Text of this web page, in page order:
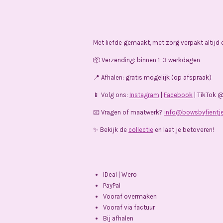
Met liefde gemaakt, met zorg verpakt altijd
📦 Verzending: binnen 1–3 werkdagen
📍 Afhalen: gratis mogelijk (op afspraak)
📱 Volg ons: Instagram Facebook | TikTok
📧 Vragen of maatwerk?
✨ Bekijk de collectie en laat je betoveren!
IDeal | Wero
PayPal
Vooraf overmaken
Vooraf via factuur
Bij afhalen